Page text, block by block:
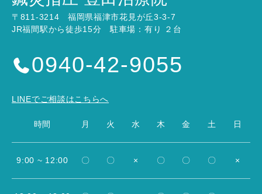
〒811-3214 福岡県福津市花見が丘3-3-7
JR福間駅から徒歩15分 駐車場：有り ２台
0940-42-9055
LINEでご相談はこちらへ
時間 月 火 水 木 金 土 日
9:00 ~ 12:00 〇 〇 × 〇 〇 〇 ×